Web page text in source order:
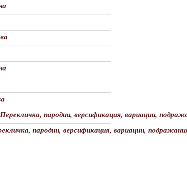
пародии, версификация, вариации,
пародии, версификация, вариации,